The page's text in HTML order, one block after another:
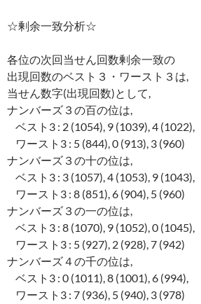
☆剰余一致分析☆
各位の次回当せん回数剰余一致の
出現回数のベスト３・ワースト３は,
当せん数字(出現回数)として,
ナンバーズ３の百の位は,
ベスト3 : 2 (1054), 9 (1039), 4 (1022),
ワースト3 : 5 (844), 0 (913), 3 (960)
ナンバーズ３の十の位は,
ベスト3 : 3 (1057), 4 (1053), 9 (1043),
ワースト3 : 8 (851), 6 (904), 5 (960)
ナンバーズ３の一の位は,
ベスト3 : 8 (1070), 9 (1052), 0 (1045),
ワースト3 : 5 (927), 2 (928), 7 (942)
ナンバーズ４の千の位は,
ベスト3 : 0 (1011), 8 (1001), 6 (994),
ワースト3 : 7 (936), 5 (940), 3 (978)